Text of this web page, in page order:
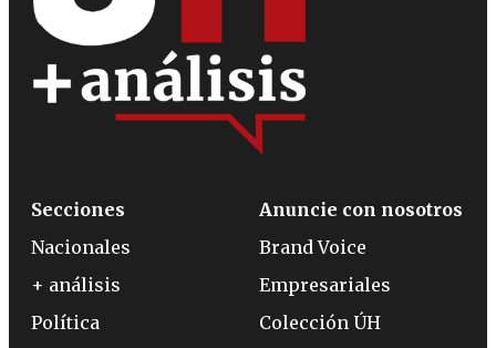
Secciones
Nacionales
+ análisis
Política
Anuncie con nosotros
Brand Voice
Empresariales
Colección ÚH